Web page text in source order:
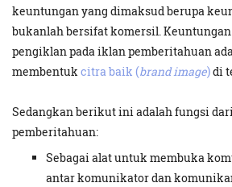
keuntungan yang dimaksud berupa
bukanlah bersifat komersil.
pengiklan pada iklan pemberitahuan
membentukcitra baik (brand image)di
Sedangkan berikut ini adalah fungsi
pemberitahuan:
Sebagai alat untuk membuka
antar komunikator dan